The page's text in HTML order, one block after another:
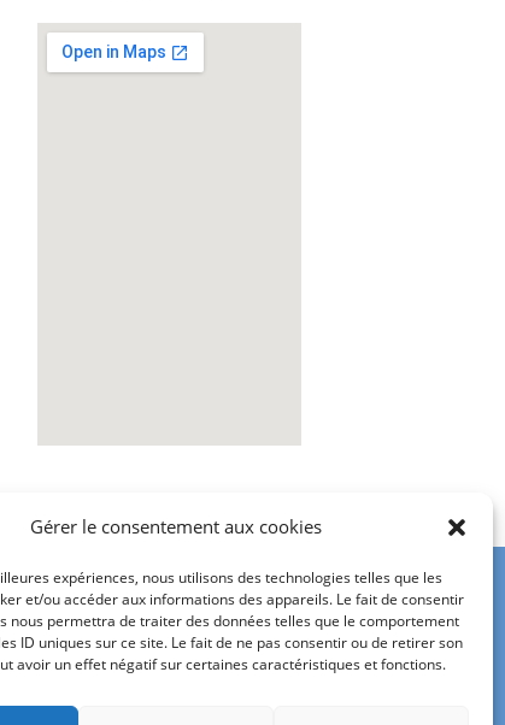
Gérer le consentement aux cookies
expériences, nous utilisons des technologies telles que les
et/ou accéder aux informations des appareils. Le fait de consentir
nous permettra de traiter des données telles que le comportement
ID uniques sur ce site. Le fait de ne pas consentir ou de retirer son
avoir un effet négatif sur certaines caractéristiques et fonctions.